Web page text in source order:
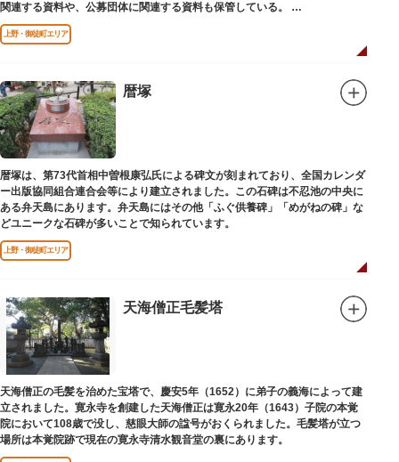
関連する資料や、公募団体に関連する資料も保管している。
（画像提供：東京都美術館）
上野・御徒町エリア
暦塚
暦塚は、第73代首相中曽根康弘氏による碑文が刻まれており、全国カレンダ
ー出版協同組合連合会等により建立されました。この石碑は不忍池の中央に
ある弁天島にあります。弁天島にはその他「ふぐ供養碑」「めがねの碑」な
どユニークな石碑が多いことで知られています。
上野・御徒町エリア
天海僧正毛髪塔
天海僧正の毛髪を治めた宝塔で、慶安5年（1652）に弟子の義海によって建
立されました。寛永寺を創建した天海僧正は寛永20年（1643）子院の本覚
院において108歳で没し、慈眼大師の諡号がおくられました。毛髪塔が立つ
場所は本覚院跡で現在の寛永寺清水観音堂の裏にあります。